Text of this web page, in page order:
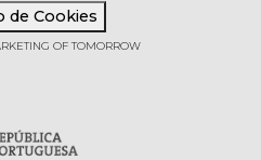
de Cookies
OF TOMORROW